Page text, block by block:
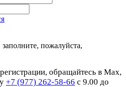
пожалуйста,
обращайтесь в Max,
+7 (977) 262-58-66 с 9.00 до